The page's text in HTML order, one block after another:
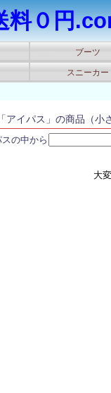
料０円
ブーツ
スニーカー
「アイパス」の商品（
の中から
大